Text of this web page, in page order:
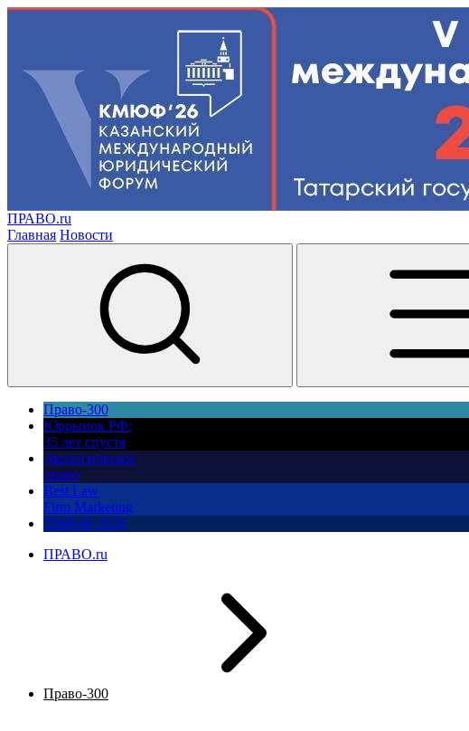
ПРАВО.ru
Главная Новости
Право-300
Юррынок РФ:
35 лет спустя
Экологическое
право
Best Law
Firm Marketing
ПМЮФ 2026
ПРАВО.ru
Право-300